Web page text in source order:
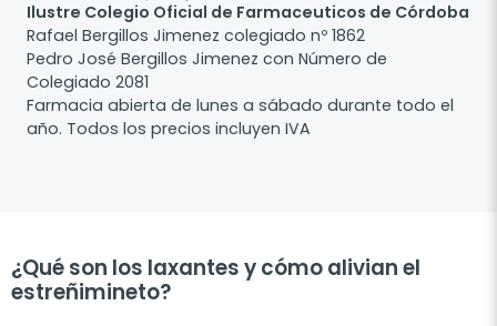
Ilustre Colegio Oficial de Farmaceuticos de Córdoba
Rafael Bergillos Jimenez colegiado nº 1862
Pedro José Bergillos Jimenez con Número de
Colegiado 2081
Farmacia abierta de lunes a sábado durante todo el
año. Todos los precios incluyen IVA
¿Qué son los laxantes y cómo alivian el
estreñimineto?